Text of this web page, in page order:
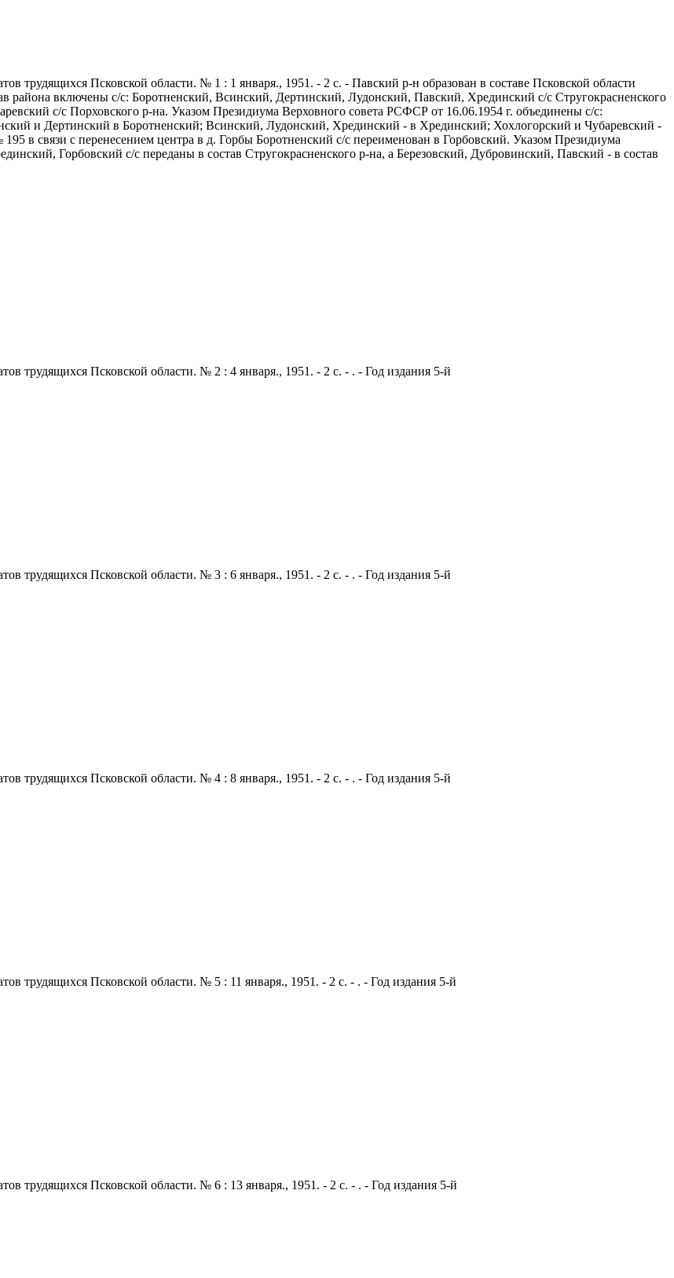
трудящихся Псковской области. № 1 : 1 января., 1951. - 2 с. - Павский р-н образован в составе Псковской области
района включены с/с: Боротненский, Всинский, Дертинский, Лудонский, Павский, Хрединский с/с Стругокрасненского
с/с Порховского р-на. Указом Президиума Верховного совета РСФСР от 16.06.1954 г. объединены с/с:
и Дертинский в Боротненский; Всинский, Лудонский, Хрединский - в Хрединский; Хохлогорский и Чубаревский -
в связи с перенесением центра в д. Горбы Боротненский с/с переименован в Горбовский. Указом Президиума
Горбовский с/с переданы в состав Стругокрасненского р-на, а Березовский, Дубровинский, Павский - в состав
трудящихся Псковской области. № 2 : 4 января., 1951. - 2 с. - . - Год издания 5-й
трудящихся Псковской области. № 3 : 6 января., 1951. - 2 с. - . - Год издания 5-й
трудящихся Псковской области. № 4 : 8 января., 1951. - 2 с. - . - Год издания 5-й
трудящихся Псковской области. № 5 : 11 января., 1951. - 2 с. - . - Год издания 5-й
трудящихся Псковской области. № 6 : 13 января., 1951. - 2 с. - . - Год издания 5-й